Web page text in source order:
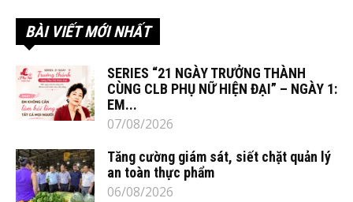
BÀI VIẾT MỚI NHẤT
SERIES “21 NGÀY TRƯỞNG THÀNH
CÙNG CLB PHỤ NỮ HIỆN ĐẠI” – NGÀY 1:
EM...
07/08/2026
Tăng cường giám sát, siết chặt quản lý
an toàn thực phẩm
06/08/2026